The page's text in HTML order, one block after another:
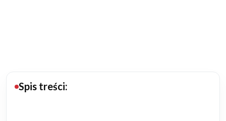
Spis treści: